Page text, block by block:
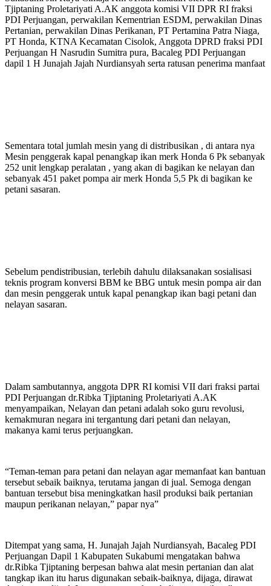
Tjiptaning Proletariyati A.AK anggota komisi VII DPR RI fraksi
PDI Perjuangan, perwakilan Kementrian ESDM, perwakilan Dinas
Pertanian, perwakilan Dinas Perikanan, PT Pertamina Patra Niaga,
PT Honda, KTNA Kecamatan Cisolok, Anggota DPRD fraksi PDI
Perjuangan H Nasrudin Sumitra pura, Bacaleg PDI Perjuangan
dapil 1 H Junajah Jajah Nurdiansyah serta ratusan penerima manfaat
Sementara total jumlah mesin yang di distribusikan , di antara nya
Mesin penggerak kapal penangkap ikan merk Honda 6 Pk sebanyak
252 unit lengkap peralatan , yang akan di bagikan ke nelayan dan
sebanyak 451 paket pompa air merk Honda 5,5 Pk di bagikan ke
petani sasaran.
Sebelum pendistribusian, terlebih dahulu dilaksanakan sosialisasi
teknis program konversi BBM ke BBG untuk mesin pompa air dan
dan mesin penggerak untuk kapal penangkap ikan bagi petani dan
nelayan sasaran.
Dalam sambutannya, anggota DPR RI komisi VII dari fraksi partai
PDI Perjuangan dr.Ribka Tjiptaning Proletariyati A.AK
menyampaikan, Nelayan dan petani adalah soko guru revolusi,
kemakmuran negara ini tergantung dari petani dan nelayan,
makanya kami terus perjuangkan.
“Teman-teman para petani dan nelayan agar memanfaat kan bantuan
tersebut sebaik baiknya, terutama jangan di jual. Semoga dengan
bantuan tersebut bisa meningkatkan hasil produksi baik pertanian
maupun perikanan nelayan,” papar nya”
Ditempat yang sama, H. Junajah Jajah Nurdiansyah, Bacaleg PDI
Perjuangan Dapil 1 Kabupaten Sukabumi mengatakan bahwa
dr.Ribka Tjiptaning berpesan bahwa alat mesin pertanian dan alat
tangkap ikan itu harus digunakan sebaik-baiknya, dijaga, dirawat